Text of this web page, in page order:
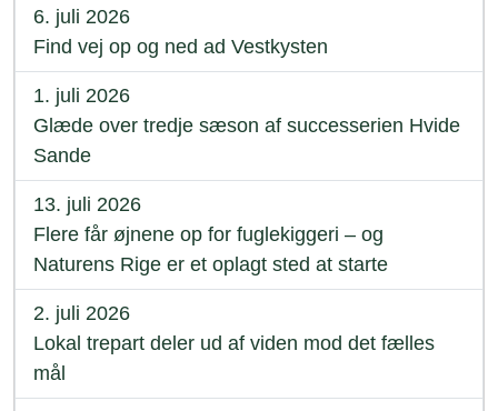
6. juli 2026
Find vej op og ned ad Vestkysten
1. juli 2026
Glæde over tredje sæson af successerien Hvide
Sande
13. juli 2026
Flere får øjnene op for fuglekiggeri – og
Naturens Rige er et oplagt sted at starte
2. juli 2026
Lokal trepart deler ud af viden mod det fælles
mål